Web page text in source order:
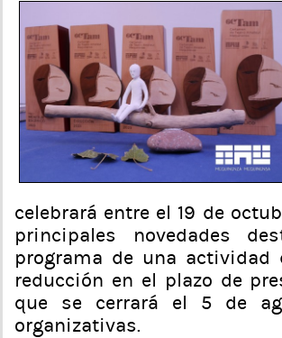
celebrará entre el 19 de
principales novedades
programa de una
reducción en el plazo de
que se cerrará el 5 de
organizativas.